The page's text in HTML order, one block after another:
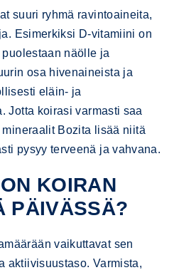
suuri ryhmä ravintoaineita,
Esimerkiksi D-vitamiini on
näölle ja
osa hivenaineista ja
eläin- ja
Jotta koirasi varmasti saa
Bozita lisää niitä
pysyy terveenä ja vahvana.
KOIRAN
PÄIVÄSSÄ?
vaikuttavat sen
aktiivisuustaso. Varmista,